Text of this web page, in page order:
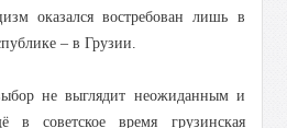
оказался востребован лишь в
– в Грузии.
не выглядит неожиданным и
в советское время грузинская